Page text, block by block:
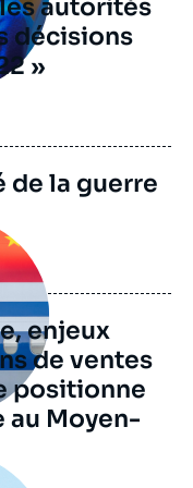
autorités
décisions
»
de la guerre
enjeux
de ventes
positionne
au Moyen-